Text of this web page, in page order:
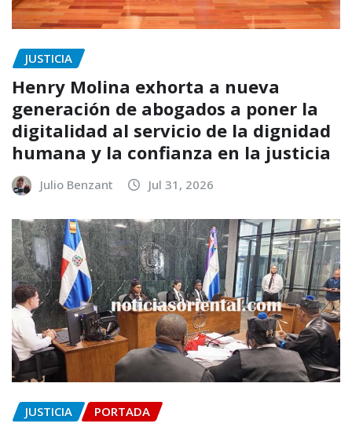
JUSTICIA
Henry Molina exhorta a nueva
generación de abogados a poner la
digitalidad al servicio de la dignidad
humana y la confianza en la justicia
Julio Benzant Jul 31, 2026
JUSTICIA PORTADA